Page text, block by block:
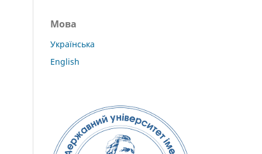
Мова
Українська
English